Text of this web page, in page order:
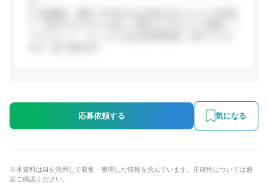
応募依頼する 気になる
※本資料はAIを活用して収集・整理した情報を含んでいます。正確性については適
宜ご確認ください。